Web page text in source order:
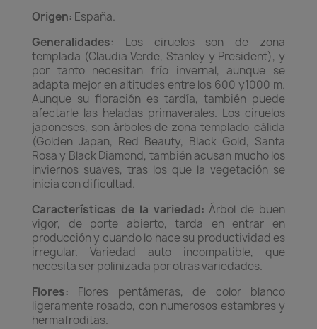
Origen: España.
Generalidades: Los ciruelos son de zona
templada (Claudia Verde, Stanley y President), y
por tanto necesitan frío invernal, aunque se
adapta mejor en altitudes entre los 600 y1000 m.
Aunque su floración es tardía, también puede
afectarle las heladas primaverales. Los ciruelos
japoneses, son árboles de zona templado-cálida
(Golden Japan, Red Beauty, Black Gold, Santa
Rosa y Black Diamond, también acusan mucho los
inviernos suaves, tras los que la vegetación se
inicia con dificultad.
Características de la variedad:Árbol de buen
vigor, de porte abierto, tarda en entrar en
producción y cuando lo hace su productividad es
irregular. Variedad auto incompatible, que
necesita ser polinizada por otras variedades.
Flores: Flores pentámeras, de color blanco
ligeramente rosado, con numerosos estambres y
hermafroditas.